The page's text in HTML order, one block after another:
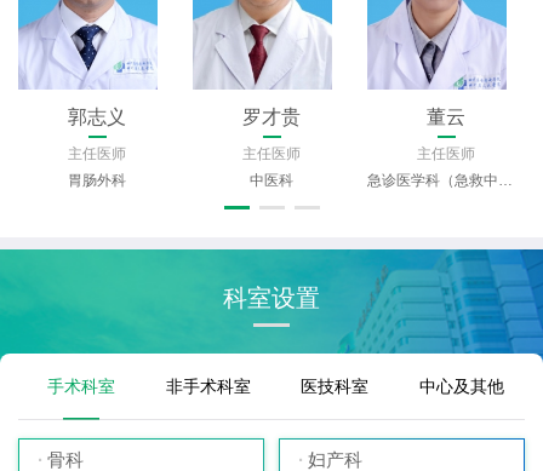
郭志义
主任医师
胃肠外科
罗才贵
主任医师
中医科
董云
主任医师
急诊医学科（急救中心）
科室设置
手术科室 非手术科室 医技科室 中心及其他
骨科 妇产科